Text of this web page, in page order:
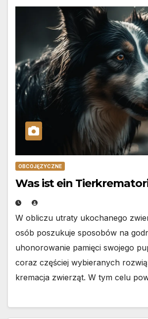
OBCOJĘZYCZNE
Was ist ein
W obliczu utraty ukochanego
osób poszukuje sposobów na
uhonorowanie pamięci swojego
coraz częściej wybieranych
kremacja zwierząt. W tym celu